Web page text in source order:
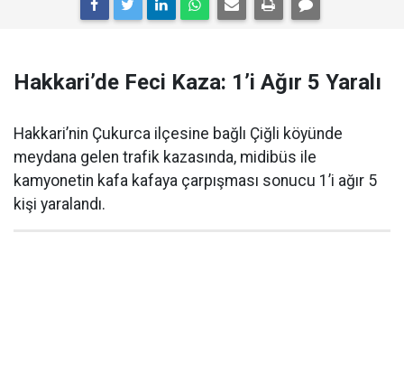
Hakkari’de Feci Kaza: 1’i Ağır 5 Yaralı
Hakkari’nin Çukurca ilçesine bağlı Çiğli köyünde
meydana gelen trafik kazasında, midibüs ile
kamyonetin kafa kafaya çarpışması sonucu 1’i ağır 5
kişi yaralandı.